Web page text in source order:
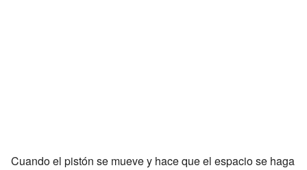
Cuando el pistón se mueve y hace que el espacio se haga